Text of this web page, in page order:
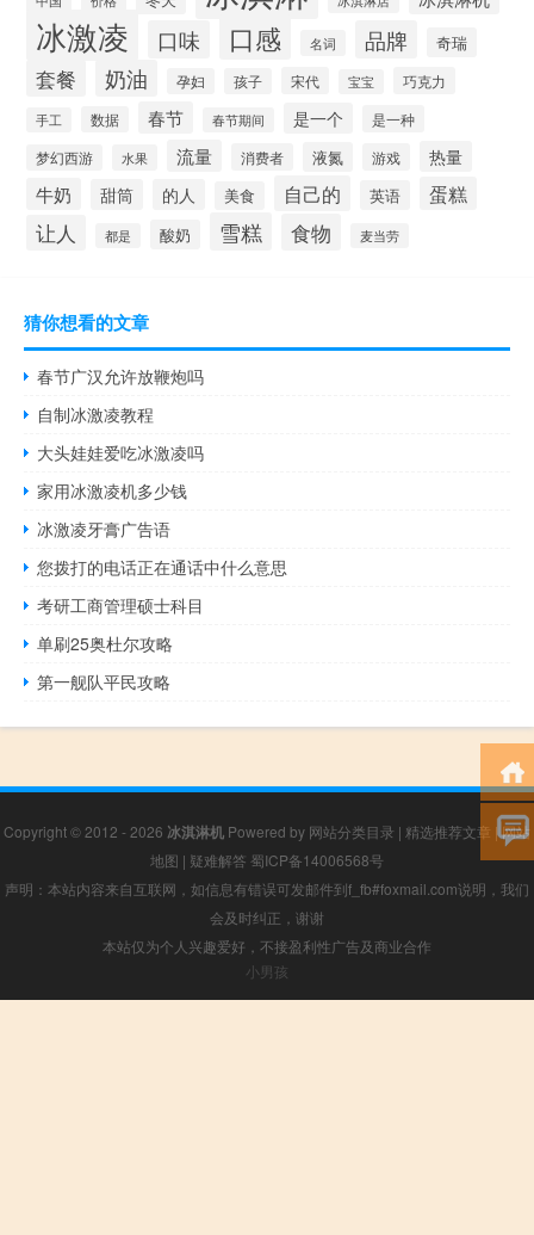
冰激凌 口味 口感 名词 品牌 奇瑞
套餐 奶油 孕妇 孩子 宋代 宝宝 巧克力
手工 数据 春节 春节期间 是一个 是一种
梦幻西游 水果 流量 消费者 液氮 游戏 热量
牛奶 甜筒 的人 美食 自己的 英语 蛋糕
让人 都是 酸奶 雪糕 食物 麦当劳
猜你想看的文章
春节广汉允许放鞭炮吗
自制冰激凌教程
大头娃娃爱吃冰激凌吗
家用冰激凌机多少钱
冰激凌牙膏广告语
您拨打的电话正在通话中什么意思
考研工商管理硕士科目
单刷25奥杜尔攻略
第一舰队平民攻略
Copyright © 2012 - 2026 冰淇淋机 Powered by 网站分类目录 | 精选推荐文章 |网站
地图 | 疑难解答 蜀ICP备14006568号
声明：本站内容来自互联网，如信息有错误可发邮件到f_fb#foxmail.com说明，我们
会及时纠正，谢谢
本站仅为个人兴趣爱好，不接盈利性广告及商业合作
小男孩